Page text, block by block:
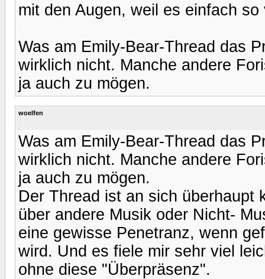
mit den Augen, weil es einfach
Was am Emily-Bear-Thread das
wirklich nicht. Manche andere
ja auch zu mögen.
woelfen
Was am Emily-Bear-Thread das
wirklich nicht. Manche andere
ja auch zu mögen.
Der Thread ist an sich überhaupt
über andere Musik oder Nicht-
eine gewisse Penetranz, wenn
wird. Und es fiele mir sehr viel
ohne diese "Überpräsenz".